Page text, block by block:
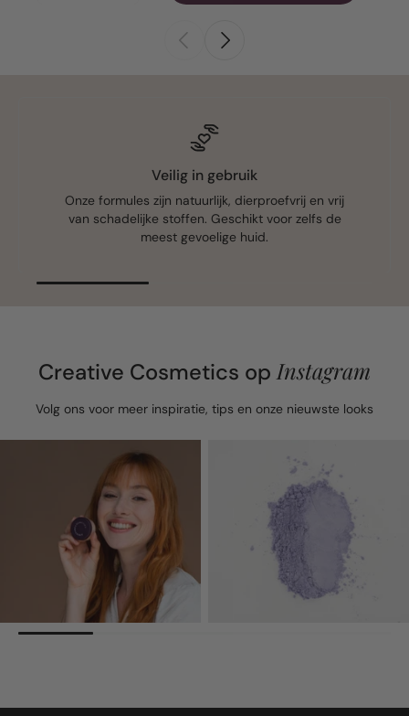
Veilig in gebruik
Onze formules zijn natuurlijk, dierproefvrij en vrij
van schadelijke stoffen. Geschikt voor zelfs de
meest gevoelige huid.
Creative Cosmetics opInstagram
Volg ons voor meer inspiratie, tips en onze nieuwste looks